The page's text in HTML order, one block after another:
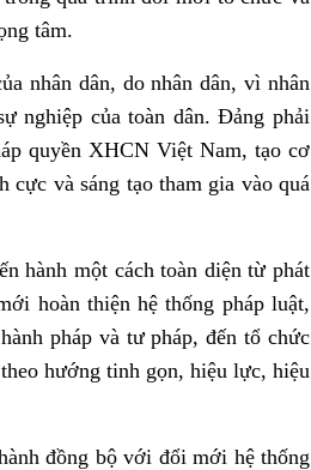
tâm.
dân, do nhân dân, vì nhân
nghiệp của toàn dân. Đảng phải
quyền XHCN Việt Nam, tạo cơ
cực và sáng tạo tham gia vào quá
một cách toàn diện từ phát
hoàn thiện hệ thống pháp luật,
pháp và tư pháp, đến tổ chức
hướng tinh gọn, hiệu lực, hiệu
đồng bộ với đổi mới hệ thống